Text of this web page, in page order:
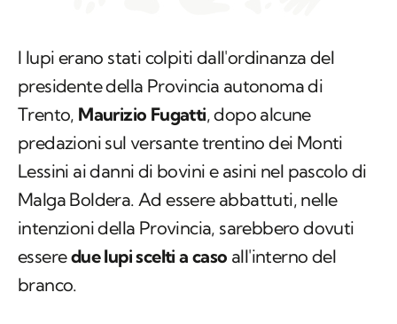
I lupi erano stati colpiti dall'ordinanza del
presidente della Provincia autonoma di
Trento, Maurizio Fugatti, dopo alcune
predazioni sul versante trentino dei Monti
Lessini ai danni di bovini e asini nel pascolo di
Malga Boldera. Ad essere abbattuti, nelle
intenzioni della Provincia, sarebbero dovuti
esseredue lupi scelti a caso all'interno del
branco.